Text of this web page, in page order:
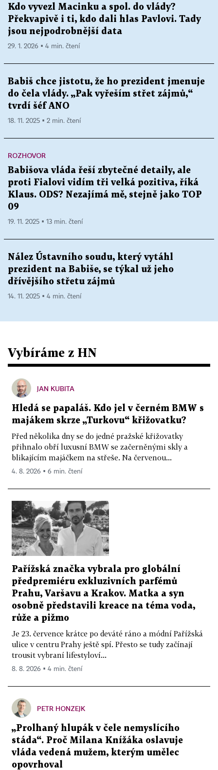
Kdo vyvezl Macinku a spol. do vlády?
Překvapivě i ti, kdo dali hlas Pavlovi. Tady
jsou nejpodrobnější data
29. 1. 2026 ▪ 4 min. čtení
Babiš chce jistotu, že ho prezident jmenuje
do čela vlády. „Pak vyřeším střet zájmů,“
tvrdí šéf ANO
18. 11. 2025 ▪ 2 min. čtení
ROZHOVOR
Babišova vláda řeší zbytečné detaily, ale
proti Fialovi vidím tři velká pozitiva, říká
Klaus. ODS? Nezajímá mě, stejně jako TOP
09
19. 11. 2025 ▪ 13 min. čtení
Nález Ústavního soudu, který vytáhl
prezident na Babiše, se týkal už jeho
dřívějšího střetu zájmů
14. 11. 2025 ▪ 4 min. čtení
Vybíráme z HN
JAN KUBITA
Hledá se papaláš. Kdo jel v černém BMW s
majákem skrze „Turkovu“ křižovatku?
Před několika dny se do jedné pražské křižovatky
přihnalo obří luxusní BMW se začerněnými skly a
blikajícím majáčkem na střeše. Na červenou...
4. 8. 2026 ▪ 6 min. čtení
Pařížská značka vybrala pro globální
předpremiéru exkluzivních parfémů
Prahu, Varšavu a Krakov. Matka a syn
osobně představili kreace na téma voda,
růže a pižmo
Je 23. července krátce po deváté ráno a módní Pařížská
ulice v centru Prahy ještě spí. Přesto se tudy začínají
trousit vybraní lifestyloví...
8. 8. 2026 ▪ 4 min. čtení
PETR HONZEJK
„Prolhaný hlupák v čele nemyslícího
stáda“. Proč Milana Knížáka oslavuje
vláda vedená mužem, kterým umělec
opovrhoval